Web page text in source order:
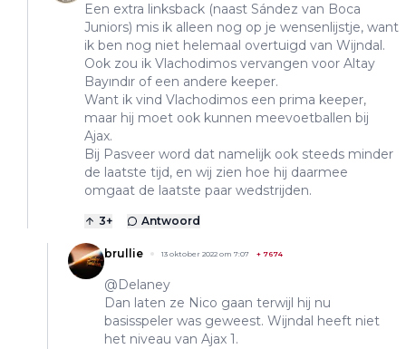
Een extra linksback (naast Sández van Boca
Juniors) mis ik alleen nog op je wensenlijstje, want
ik ben nog niet helemaal overtuigd van Wijndal.
Ook zou ik Vlachodimos vervangen voor Altay
Bayındır of een andere keeper.
Want ik vind Vlachodimos een prima keeper,
maar hij moet ook kunnen meevoetballen bij
Ajax.
Bij Pasveer word dat namelijk ook steeds minder
de laatste tijd, en wij zien hoe hij daarmee
omgaat de laatste paar wedstrijden.
3+ Antwoord
brullie 13 oktober 2022 om 7:07 + 7674
@Delaney
Dan laten ze Nico gaan terwijl hij nu
basisspeler was geweest. Wijndal heeft niet
het niveau van Ajax 1.